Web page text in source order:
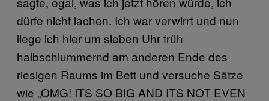
dürfe nicht lachen. Ich war verwirrt und nun
liege ich hier um sieben Uhr früh
halbschlummernd am anderen Ende des
riesigen Raums im Bett und versuche Sätze
wie „OMG! ITS SO BIG AND ITS NOT EVEN